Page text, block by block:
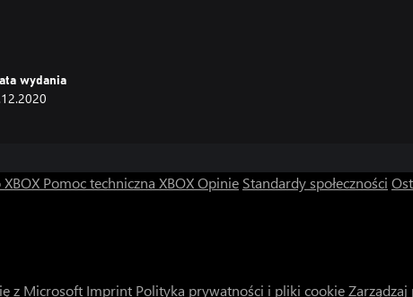
wydania
Pomoc techniczna XBOXOpinie Standardy społeczności
z Microsoft Imprint Polityka prywatności i pliki cookie